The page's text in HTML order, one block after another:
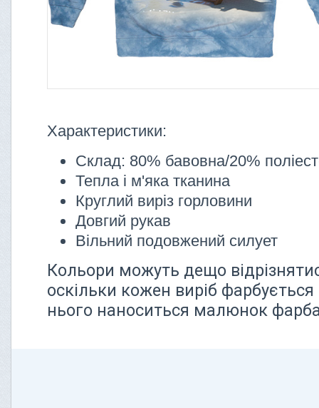
Характеристики:
Склад: 80% бавовна/20%
Тепла і м'яка тканина
Круглий виріз горловини
Довгий рукав
Вільний подовжений силует
Кольори можуть дещо
оскільки кожен виріб фарбується
нього наноситься малюнок